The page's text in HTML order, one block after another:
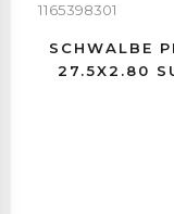
1165398301
SCHWALBE
27.5X2.80